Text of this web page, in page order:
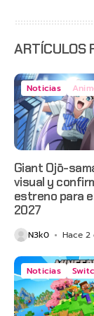
ARTÍCULOS
Noticias
Giant Ojō-
visual y
estreno para
2027
N3k0 Hace 2
Noticias